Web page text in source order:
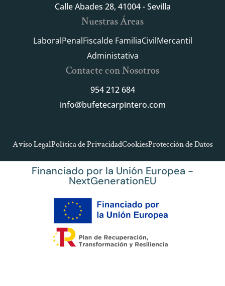
Calle Abades 28, 41004 - Sevilla
Nuestras Áreas
LaboralPenalFiscalde FamiliaCivilMercantil
Administativa
Contacte con Nosotros
954 212 684
info@bufetecarpintero.com
Aviso LegalPolítica de PrivacidadCookiesProtección de Datos
Financiado por la Unión Europea -
NextGenerationEU